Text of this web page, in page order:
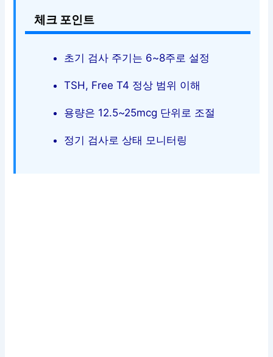
체크 포인트
초기 검사 주기는 6~8주로 설정
TSH, Free T4 정상 범위 이해
용량은 12.5~25mcg 단위로 조절
정기 검사로 상태 모니터링